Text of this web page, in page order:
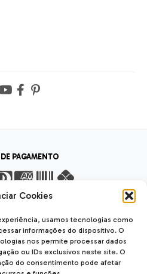
Cookies
usamos tecnologias como
informações do dispositivo. O
nos permite processar dados
ou IDs exclusivos neste site. O
do consentimento pode afetar
PAGAMENTO